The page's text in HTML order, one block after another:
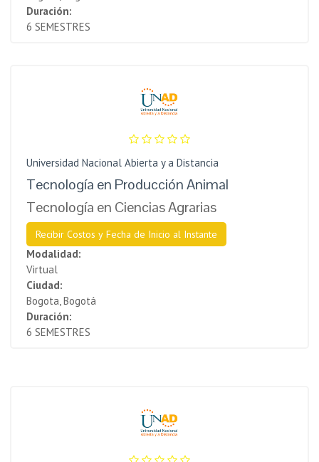
Duración:
6 SEMESTRES
Universidad Nacional Abierta y a Distancia
Tecnología en Producción Animal
Tecnología en Ciencias Agrarias
Recibir Costos y Fecha de Inicio al Instante
Modalidad:
Virtual
Ciudad:
Bogota, Bogotá
Duración:
6 SEMESTRES